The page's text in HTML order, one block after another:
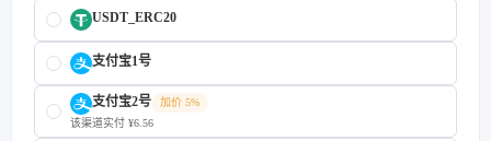
USDT_ERC20
支付宝1号
支付宝2号
加价 5%
该渠道实付 ¥6.56